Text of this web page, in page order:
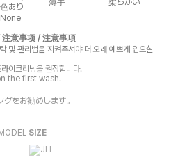
あり
薄手
柔らかい
None
意事项 / 注意事項
및 관리법을 지켜주셔야 더 오래 예쁘게 입으실
이크리닝을 권장합니다.
the first wash.
をお勧めします。
MODEL SIZE